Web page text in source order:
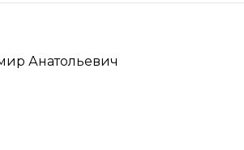
Анатольевич